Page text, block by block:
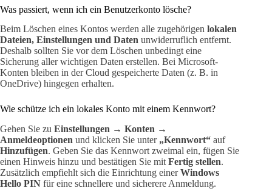
Was passiert, wenn ich ein Benutzerkonto lösche?
Beim Löschen eines Kontos werden alle zugehörigen lokalen
Dateien, Einstellungen und Daten unwiderruflich entfernt.
Deshalb sollten Sie vor dem Löschen unbedingt eine
Sicherung aller wichtigen Daten erstellen. Bei Microsoft-
Konten bleiben in der Cloud gespeicherte Daten (z. B. in
OneDrive) hingegen erhalten.
Wie schütze ich ein lokales Konto mit einem Kennwort?
Gehen Sie zu Einstellungen → Konten →
Anmeldeoptionen und klicken Sie unter „Kennwort“ auf
Hinzufügen. Geben Sie das Kennwort zweimal ein, fügen Sie
einen Hinweis hinzu und bestätigen Sie mit Fertig stellen.
Zusätzlich empfiehlt sich die Einrichtung einerWindows
Hello PIN für eine schnellere und sicherere Anmeldung.